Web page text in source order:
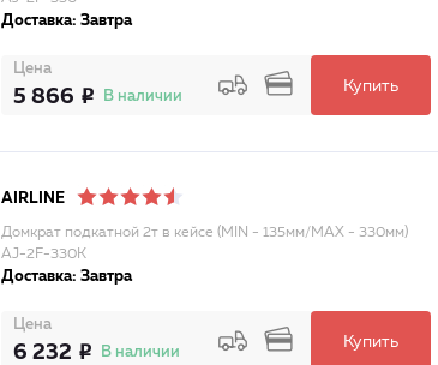
Доставка: Завтра
Цена
5 866 В наличии
Купить
AIRLINE
Домкрат подкатной 2т в кейсе (MIN - 135мм/MAX - 330мм)
AJ-2F-330K
Доставка: Завтра
Цена
6 232 В наличии
Купить